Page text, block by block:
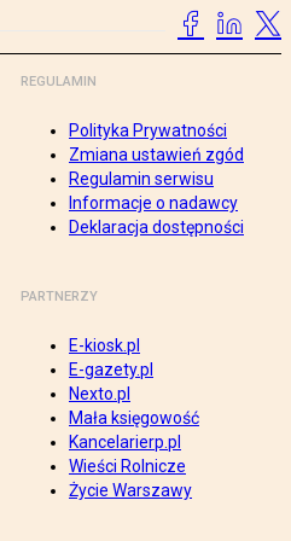
REGULAMIN
Polityka Prywatności
Zmiana ustawień zgód
Regulamin serwisu
Informacje o nadawcy
Deklaracja dostępności
PARTNERZY
E-kiosk.pl
E-gazety.pl
Nexto.pl
Mała księgowość
Kancelarierp.pl
Wieści Rolnicze
Życie Warszawy